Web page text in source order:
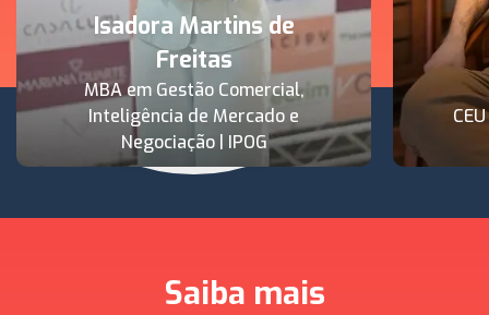
Isadora Martins de
Freitas
MBA em Gestão Comercial,
Inteligência de Mercado e
Negociação | IPOG
Saiba mais